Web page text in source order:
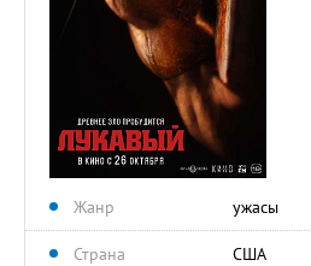
Жанр ужасы
Страна США